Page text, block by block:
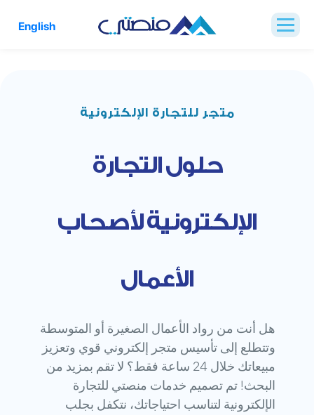
English
متجر للتجارة الإلكترونية
حلول التجارة
الإلكترونية لأصحاب
الأعمال
هل أنت من رواد الأعمال الصغيرة أو المتوسطة
وتتطلع إلى تأسيس متجر إلكتروني قوي وتعزيز
مبيعاتك خلال 24 ساعة فقط؟ لا تقم بمزيد من
البحث! تم تصميم خدمات منصتي للتجارة
الإلكترونية لتناسب احتياجاتك، نتكفل بجلب